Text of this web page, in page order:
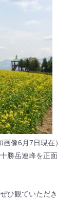
像6月7日現在）
勝岳連峰を正面
ひ観ていただき